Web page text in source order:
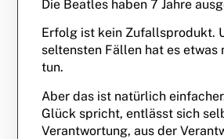
Die Beatles haben 7 Jahre
Erfolg ist kein Zufallsprodukt.
seltensten Fällen hat es etwas
tun.
Aber das ist natürlich
Glück spricht, entlässt sich
Verantwortung, aus der